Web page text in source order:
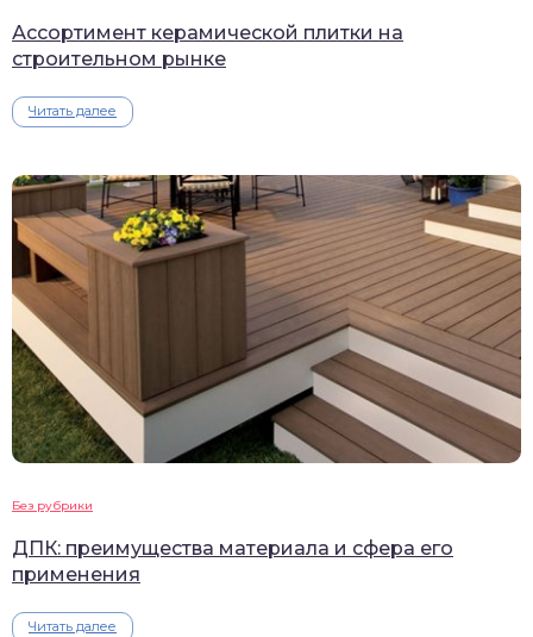
Ассортимент керамической плитки на
строительном рынке
Читать далее
Без рубрики
ДПК: преимущества материала и сфера его
применения
Читать далее